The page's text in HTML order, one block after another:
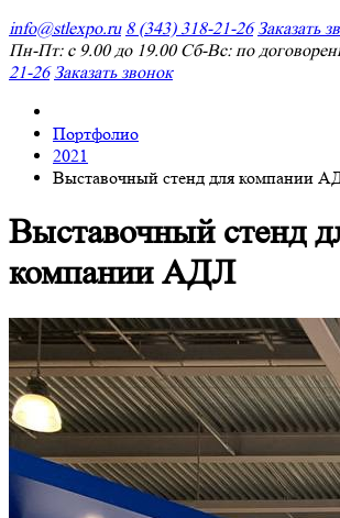
info@stlexpo.ru 8 (343) 318-21-26 Заказать
Пн-Пт: с 9.00 до 19.00 Сб-Вс: по
21-26 Заказать звонок
Портфолио
2021
Выставочный стенд для компании
Выставочный стенд
компании АДЛ